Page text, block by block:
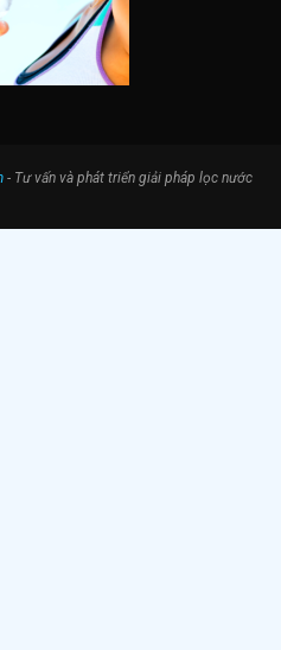
- Tư vấn và phát triển giải pháp lọc nước